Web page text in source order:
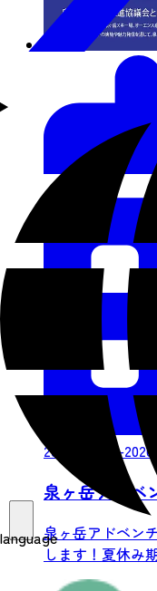
language
2026/08/08-
泉ヶ岳アドベ
泉ヶ岳アドベン
します！夏休み